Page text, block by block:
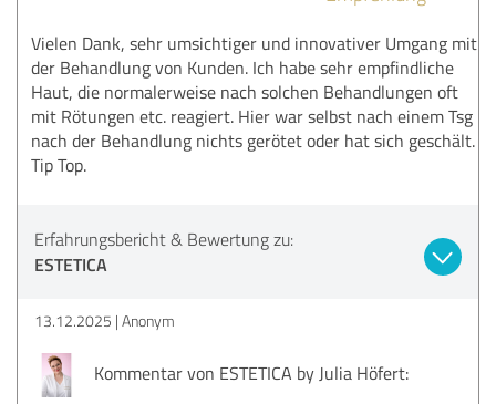
Vielen Dank, sehr umsichtiger und innovativer Umgang mit
der Behandlung von Kunden. Ich habe sehr empfindliche
Haut, die normalerweise nach solchen Behandlungen oft
mit Rötungen etc. reagiert. Hier war selbst nach einem Tsg
nach der Behandlung nichts gerötet oder hat sich geschält.
Tip Top.
Erfahrungsbericht & Bewertung zu:
ESTETICA
13.12.2025 Anonym
Kommentar von ESTETICA by Julia Höfert: